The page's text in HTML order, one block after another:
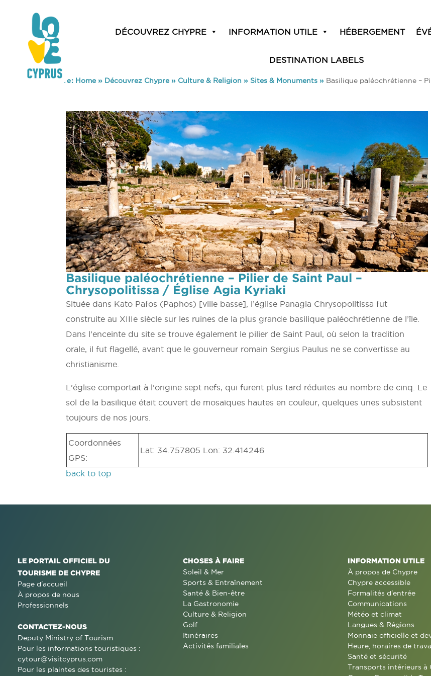
DÉCOUVREZ CHYPRE INFORMATION UTILE HÉBERGEMENT
DESTINATION LABELS
You are here: Home» Découvrez Chypre» Culture & Religion » Sites & Monuments » Basilique paléochrétienne –
Basilique paléochrétienne – Pilier de Saint Paul –
Chrysopolitissa / Église Agia Kyriaki
Située dans Kato Pafos (Paphos) [ville basse], l’église Panagia Chrysopolitissa fut
construite au XIIIe siècle sur les ruines de la plus grande basilique paléochrétienne de l’île.
Dans l’enceinte du site se trouve également le pilier de Saint Paul, où selon la tradition
orale, il fut flagellé, avant que le gouverneur romain Sergius Paulus ne se convertisse au
christianisme.
L’église comportait à l’origine sept nefs, qui furent plus tard réduites au nombre de cinq. Le
sol de la basilique était couvert de mosaïques hautes en couleur, quelques unes subsistent
toujours de nos jours.
Coordonnées
GPS:
Lat: 34.757805 Lon: 32.414246
back to top
LE PORTAIL OFFICIEL DU
TOURISME DE CHYPRE
Page d'accueil
À propos de nous
Professionnels
CONTACTEZ-NOUS
Deputy Ministry of Tourism
Pour les informations touristiques :
cytour@visitcyprus.com
Pour les plaintes des touristes :
CHOSES À FAIRE
Soleil & Mer
Sports & Entraînement
Santé & Bien-être
La Gastronomie
Culture & Religion
Golf
Itinéraires
Activités familiales
INFORMATION UTILE
À propos de Chypre
Chypre accessible
Formalités d'entrée
Communications
Météo et climat
Langues & Régions
Monnaie officielle et
Heure, horaires de
Santé et sécurité
Transports intérieurs à